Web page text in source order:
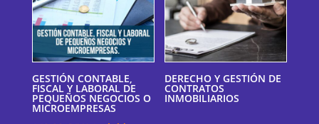
GESTIÓN CONTABLE,
FISCAL Y LABORAL DE
PEQUEÑOS NEGOCIOS O
MICROEMPRESAS
DERECHO Y GESTIÓN DE
CONTRATOS
INMOBILIARIOS